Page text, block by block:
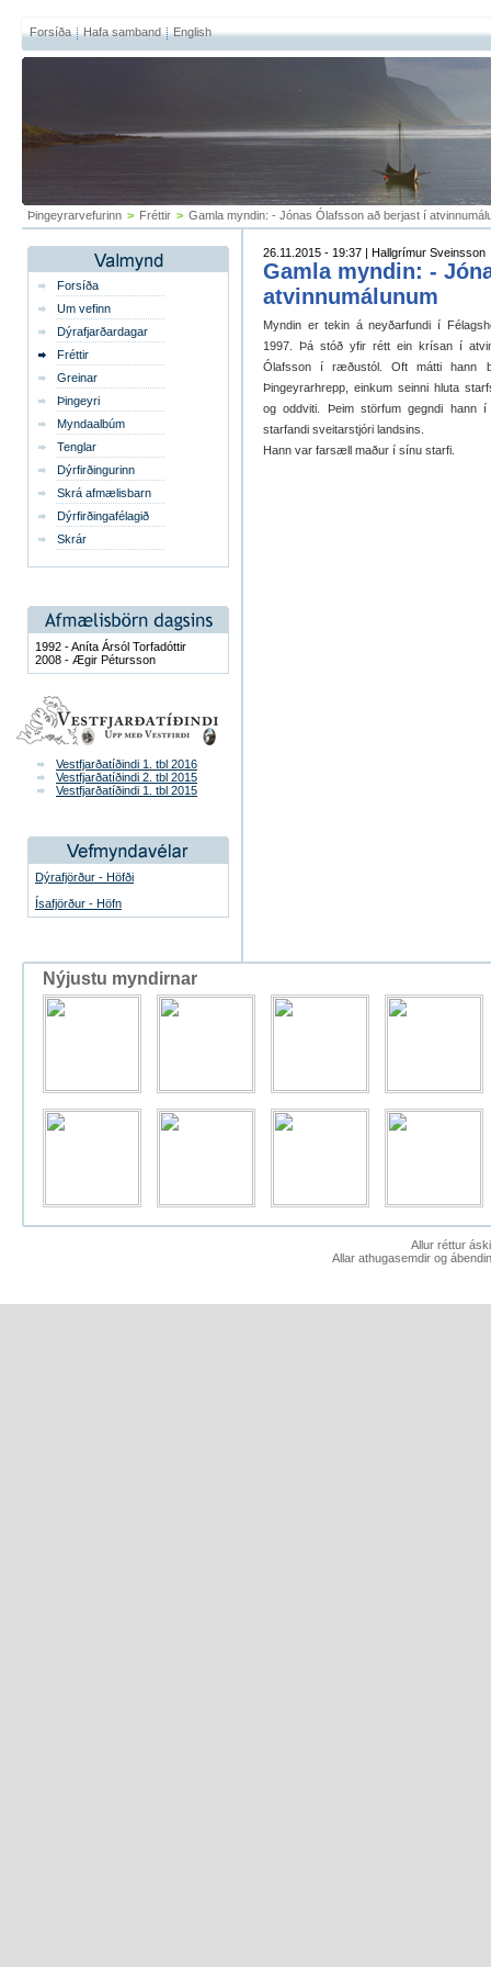
Forsíða Hafa samband English
Þingeyrarvefurinn > Fréttir > Gamla myndin: - Jónas Ólafsson að berjast í
Forsíða
Um vefinn
Dýrafjarðardagar
Fréttir
Greinar
Þingeyri
Myndaalbúm
Tenglar
Dýrfirðingurinn
Skrá afmælisbarn
Dýrfirðingafélagið
Skrár
1992 - Aníta Ársól Torfadóttir
2008 - Ægir Pétursson
Vestfjarðatíðindi 1. tbl 2016
Vestfjarðatíðindi 2. tbl 2015
Vestfjarðatíðindi 1. tbl 2015
Dýrafjörður - Höfði
Ísafjörður - Höfn
26.11.2015 - 19:37 | Hallgrímur Sveinsson
Gamla myndin: -
atvinnumálunum
Myndin er tekin á neyðarfundi í
1997. Þá stóð yfir rétt ein krísan í
Ólafsson í ræðustól. Oft mátti hann
Þingeyrarhrepp, einkum seinni hluta
og oddviti. Þeim störfum gegndi hann
starfandi sveitarstjóri landsins.
Hann var farsæll maður í sínu starfi.
Nýjustu myndirnar
Allur réttur
Allar athugasemdir og